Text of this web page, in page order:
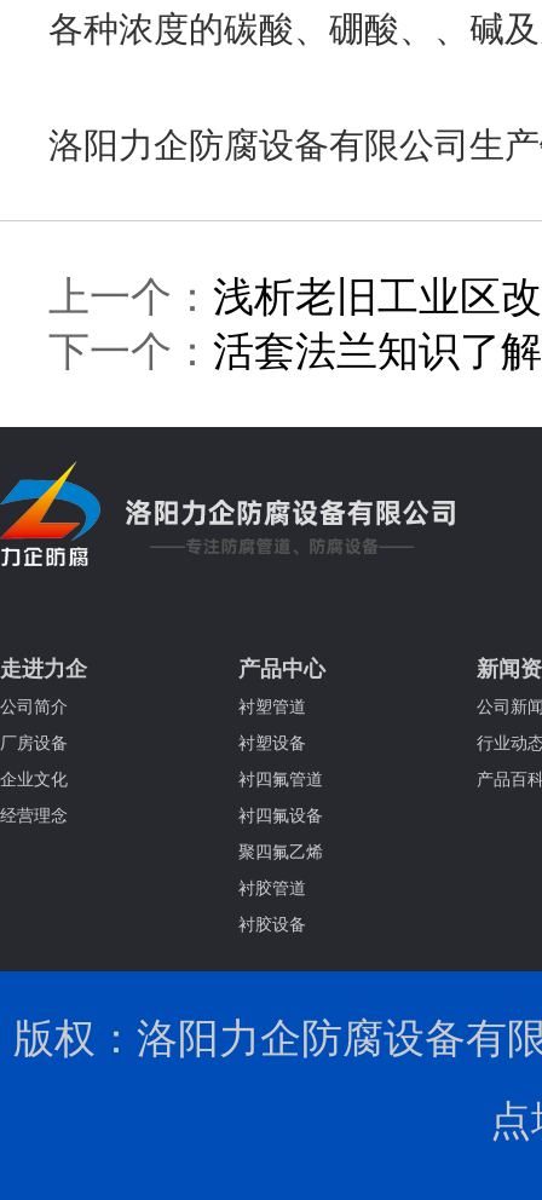
各种浓度的碳酸、硼酸、、碱
洛阳力企防腐设备有限公司生
上一个： 浅析老旧工业区
下一个： 活套法兰知识了
走进力企
公司简介
厂房设备
企业文化
经营理念
产品中心
衬塑管道
衬塑设备
衬四氟管道
衬四氟设备
聚四氟乙烯
衬胶管道
衬胶设备
新闻
公司新
行业动
产品百
版权：洛阳力企防腐设备有